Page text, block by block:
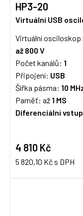
HP3-20
Virtuální USB
Virtuální osciloskop
až 800 V
Počet kanálů: 1
Připojení: USB
Šířka pásma: 10
Paměť: až 1 MS
Diferenciální vstup
4 810 Kč
5 820,10 Kč s DPH